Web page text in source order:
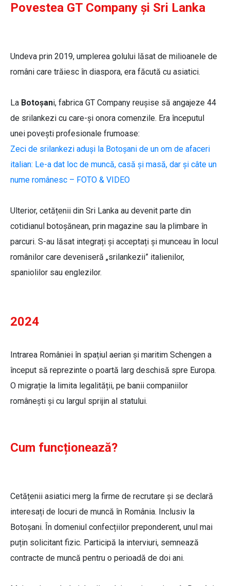
Povestea GT Company și Sri Lanka
Undeva prin 2019, umplerea golului lăsat de milioanele de
români care trăiesc în diaspora, era făcută cu asiatici.
La Botoșani, fabrica GT Company reușise să angajeze 44
de srilankezi cu care-și onora comenzile. Era începutul
unei povești profesionale frumoase:
Zeci de srilankezi aduși la Botoșani de un om de afaceri
italian: Le-a dat loc de muncă, casă și masă, dar și câte un
nume românesc – FOTO & VIDEO
Ulterior, cetățenii din Sri Lanka au devenit parte din
cotidianul botoșănean, prin magazine sau la plimbare în
parcuri. S-au lăsat integrați și acceptați și munceau în locul
românilor care deveniseră „srilankezii” italienilor,
spaniolilor sau englezilor.
2024
Intrarea României în spațiul aerian și maritim Schengen a
început să reprezinte o poartă larg deschisă spre Europa.
O migrație la limita legalității, pe banii companiilor
românești și cu largul sprijin al statului.
Cum funcționează?
Cetățenii asiatici merg la firme de recrutare și se declară
interesați de locuri de muncă în România. Inclusiv la
Botoșani. În domeniul confecțiilor preponderent, unul mai
puțin solicitant fizic. Participă la interviuri, semnează
contracte de muncă pentru o perioadă de doi ani.